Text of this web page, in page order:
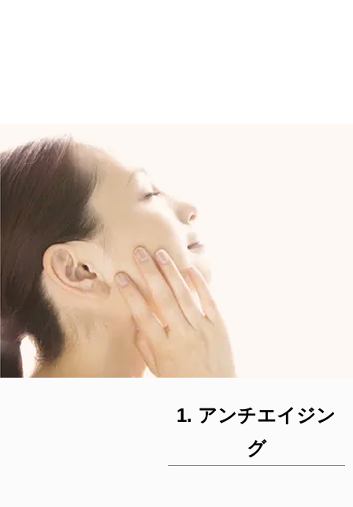
1. アンチエイジン
グ